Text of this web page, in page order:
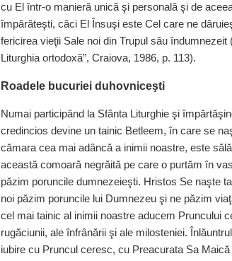
cu El într-o manieră unică şi personală şi de
împărăteşti, căci El Însuşi este Cel care ne
fericirea vieţii Sale noi din Trupul său
Liturghia ortodoxă”, Craiova, 1986, p. 113).
Roadele bucuriei duhovniceşti
Numai participând la Sfânta Liturghie şi
credincios devine un tainic Betleem, în care se
cămara cea mai adâncă a inimii noastre, este
această comoară negrăită pe care o purtăm în
păzim poruncile dumnezeieşti. Hristos Se naşte
noi păzim poruncile lui Dumnezeu şi ne păzim
cel mai tainic al inimii noastre aducem Pruncului
rugăciunii, ale înfrânării şi ale milosteniei.
iubire cu Pruncul ceresc, cu Preacurata Sa